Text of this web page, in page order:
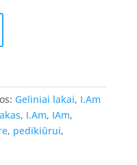
Geliniai lakai, I.Am
, I.Am, IAm,
, pedikiūrui,